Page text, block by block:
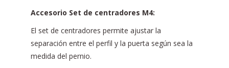
Accesorio Set de centradores M4:
El set de centradores permite ajustar la
separación entre el perfil y la puerta según sea la
medida del pernio.